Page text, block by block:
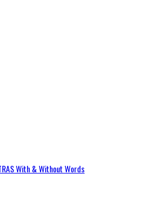
With & Without Words